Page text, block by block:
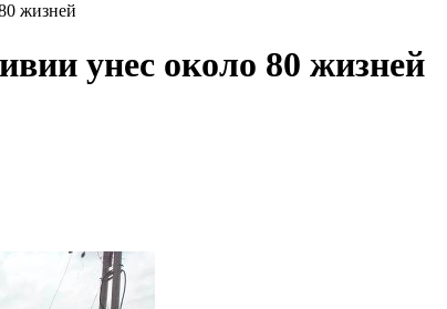
жизней
унес около 80 жизней